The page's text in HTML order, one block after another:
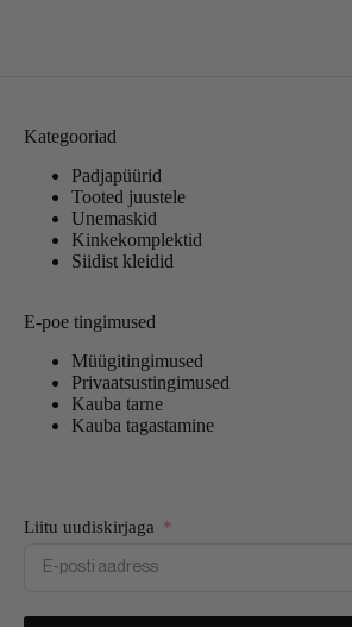
Kategooriad
Padjapüürid
Tooted juustele
Unemaskid
Kinkekomplektid
Siidist kleidid
E-poe tingimused
Müügitingimused
Privaatsustingimused
Kauba tarne
Kauba tagastamine
Liitu uudiskirjaga